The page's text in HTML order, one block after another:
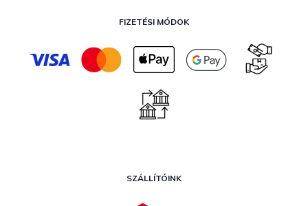
FIZETÉSI MÓDOK
SZÁLLÍTÓINK